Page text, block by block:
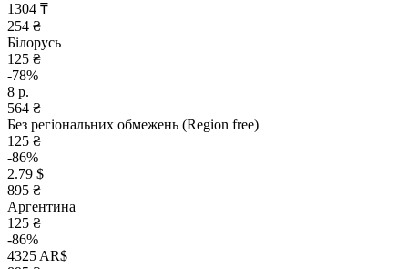
1304 ₸
254 ₴
Білорусь
125 ₴
-78%
8 р.
564 ₴
Без регіональних обмежень (Region free)
125 ₴
-86%
2.79 $
895 ₴
Аргентина
125 ₴
-86%
4325 AR$